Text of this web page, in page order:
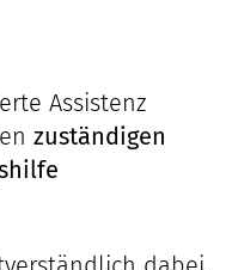
Assistenz
zuständigen